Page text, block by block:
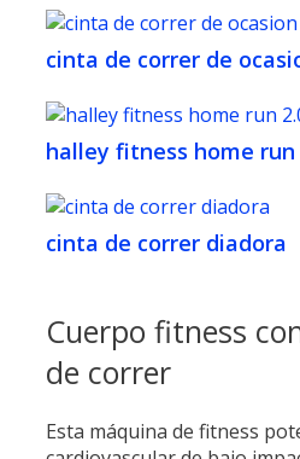
cinta de correr de
halley fitness home
cinta de correr diadora
Cuerpo fitness
de correr
Esta máquina de fitness